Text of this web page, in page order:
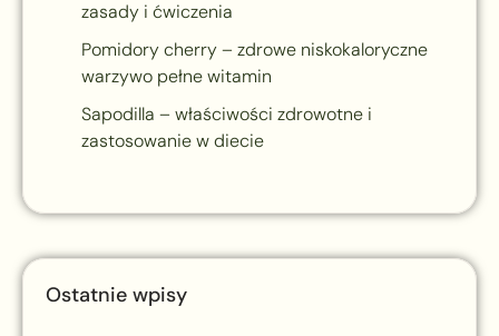
zasady i ćwiczenia
Pomidory cherry – zdrowe niskokaloryczne
warzywo pełne witamin
Sapodilla – właściwości zdrowotne i
zastosowanie w diecie
Ostatnie wpisy